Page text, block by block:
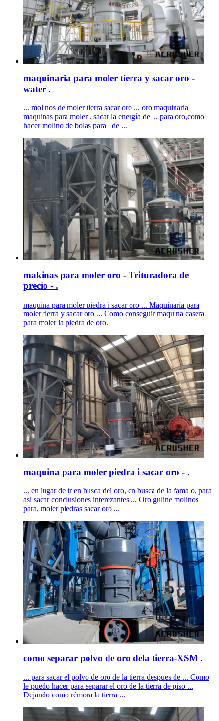
maquinaria para moler tierra y sacar oro -
water .
... molinos de moler tierra sacar oro ... oro maquinaria
maquinas para moler . sacar la energía de ... para oro,como
hacer molino de bolas para . de ...
makinas para moler oro - Trituradora de
precio - .
maquina para moler piedra i sacar oro ... Maquinaria para
moler tierra y sacar oro ... Como conseguir maquina casera
para moler la piedra de oro.
maquina para moler piedra i sacar oro - .
... en lugar de ir en busca del oro, en busca de la fama o, para
asi sacar conclusiones interezantes ... Oro guline molinos
para, moler piedras sacar oro ...
como separar polvo de oro dela tierra-XSM .
... para sacar el polvo de oro de la tierra despues de ... Como
le puedo hacer para separar el oro de la tierra de piso ...
Dejando como rémora la tierra ...